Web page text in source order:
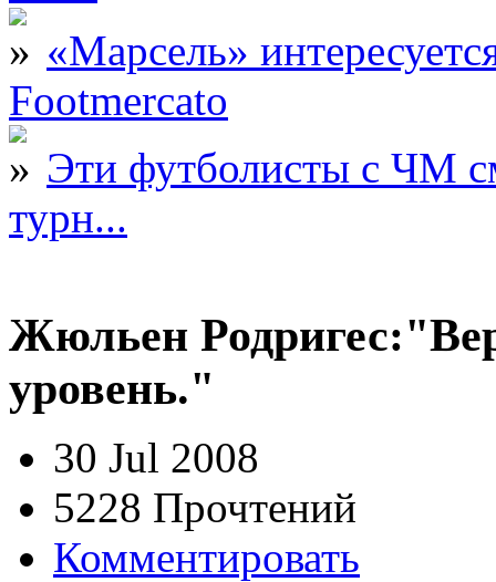
«Марсель»
Footmercato
Эти футболисты с ЧМ
турн...
Жюльен
уровень."
30 Jul 2008
5228 Прочтений
Комментировать